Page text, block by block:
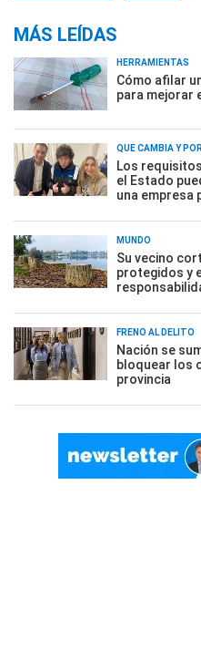
MÁS LEÍDAS
HERRAMIENTAS
Cómo afilar
para mejorar
QUÉ CAMBIA Y
Los
el Estado
una empresa
MUNDO
Su vecino
protegidos y
FRENO AL DELITO
Nación se
bloquear los
provincia